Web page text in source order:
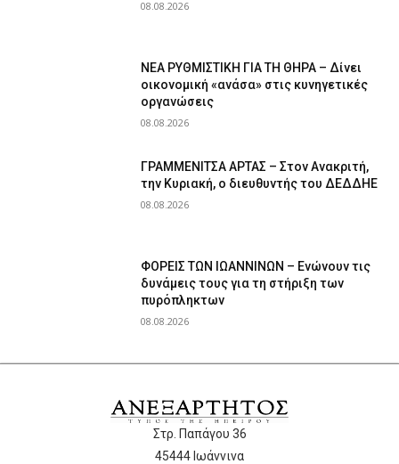
08.08.2026
ΝΕΑ ΡΥΘΜΙΣΤΙΚΗ ΓΙΑ ΤΗ ΘΗΡΑ – Δίνει
οικονομική «ανάσα» στις κυνηγετικές
οργανώσεις
08.08.2026
ΓΡΑΜΜΕΝΙΤΣΑ ΑΡΤΑΣ – Στον Ανακριτή,
την Κυριακή, ο διευθυντής του ΔΕΔΔΗΕ
08.08.2026
ΦΟΡΕΙΣ ΤΩΝ ΙΩΑΝΝΙΝΩΝ – Ενώνουν τις
δυνάμεις τους για τη στήριξη των
πυρόπληκτων
08.08.2026
Στρ. Παπάγου 36
45444 Ιωάννινα